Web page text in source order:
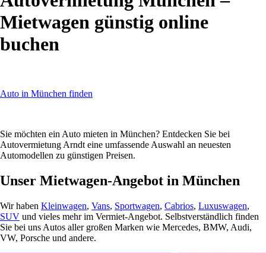
Mietwagen günstig online
buchen
Auto in München finden
Sie möchten ein Auto mieten in München? Entdecken Sie bei
Autovermietung Arndt eine umfassende Auswahl an neuesten
Automodellen zu günstigen Preisen.
Unser Mietwagen-Angebot in München
Wir haben Kleinwagen, Vans, Sportwagen, Cabrios, Luxuswagen,
SUV und vieles mehr im Vermiet-Angebot. Selbstverständlich finden
Sie bei uns Autos aller großen Marken wie Mercedes, BMW, Audi,
VW, Porsche und andere.